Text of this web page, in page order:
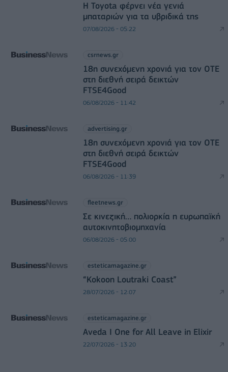
Η Toyota φέρνει νέα γενιά
μπαταριών για τα υβριδικά της
07/08/2026 - 05:22
csrnews.gr
18η συνεχόμενη χρονιά για τον ΟΤΕ
στη διεθνή σειρά δεικτών
FTSE4Good
06/08/2026 - 11:42
advertising.gr
18η συνεχόμενη χρονιά για τον ΟΤΕ
στη διεθνή σειρά δεικτών
FTSE4Good
06/08/2026 - 11:39
fleetnews.gr
Σε κινεζική… πολιορκία η ευρωπαϊκή
αυτοκινητοβιομηχανία
06/08/2026 - 05:00
esteticamagazine.gr
“Kokoon Loutraki Coast”
28/07/2026 - 12:07
esteticamagazine.gr
Aveda I One for All Leave in Elixir
22/07/2026 - 13:20